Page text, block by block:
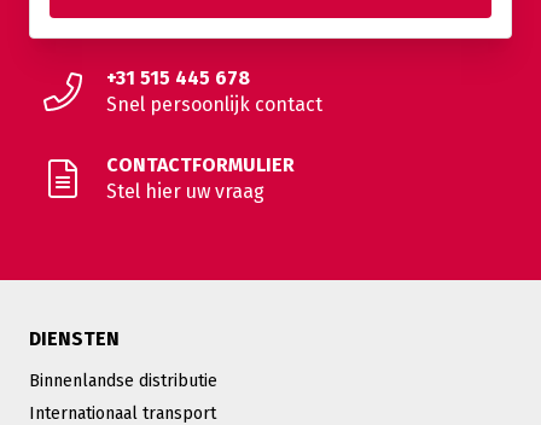
+31 515 445 678
Snel persoonlijk contact
CONTACTFORMULIER
Stel hier uw vraag
DIENSTEN
Binnenlandse distributie
Internationaal transport